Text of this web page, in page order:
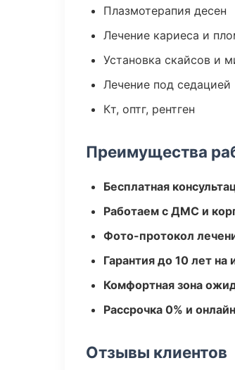
Плазмотерапия десен
Лечение кариеса и
Установка скайсов и
Лечение под седацией
Кт, оптг, рентген
Преимущества
Бесплатная
Работаем с ДМС и
Фото-протокол
Гарантия до 10 лет
Комфортная зона
Рассрочка 0% и
Отзывы клиентов